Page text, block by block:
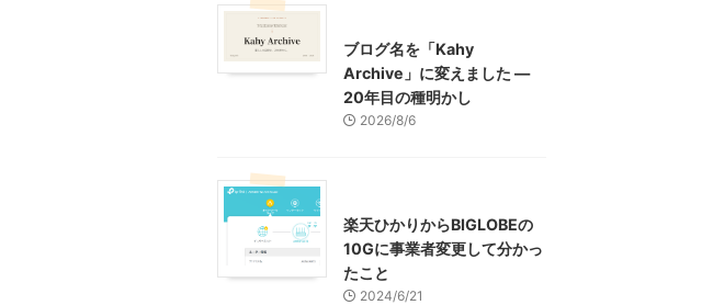
ブログ名を「Kahy
Archive」に変えました ―
20年目の種明かし
2026/8/6
楽天ひかりからBIGLOBEの
10Gに事業者変更して分かっ
たこと
2024/6/21